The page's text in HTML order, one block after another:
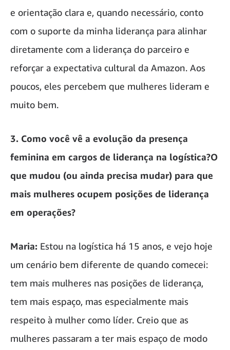
e orientação clara e, quando necessário, conto
com o suporte da minha liderança para alinhar
diretamente com a liderança do parceiro e
reforçar a expectativa cultural da Amazon. Aos
poucos, eles percebem que mulheres lideram e
muito bem.
3. Como você vê a evolução da presença
feminina em cargos de liderança na logística?O
que mudou (ou ainda precisa mudar) para que
mais mulheres ocupem posições de liderança
em operações?
Maria: Estou na logística há 15 anos, e vejo hoje
um cenário bem diferente de quando comecei:
tem mais mulheres nas posições de liderança,
tem mais espaço, mas especialmente mais
respeito à mulher como líder. Creio que as
mulheres passaram a ter mais espaço de modo